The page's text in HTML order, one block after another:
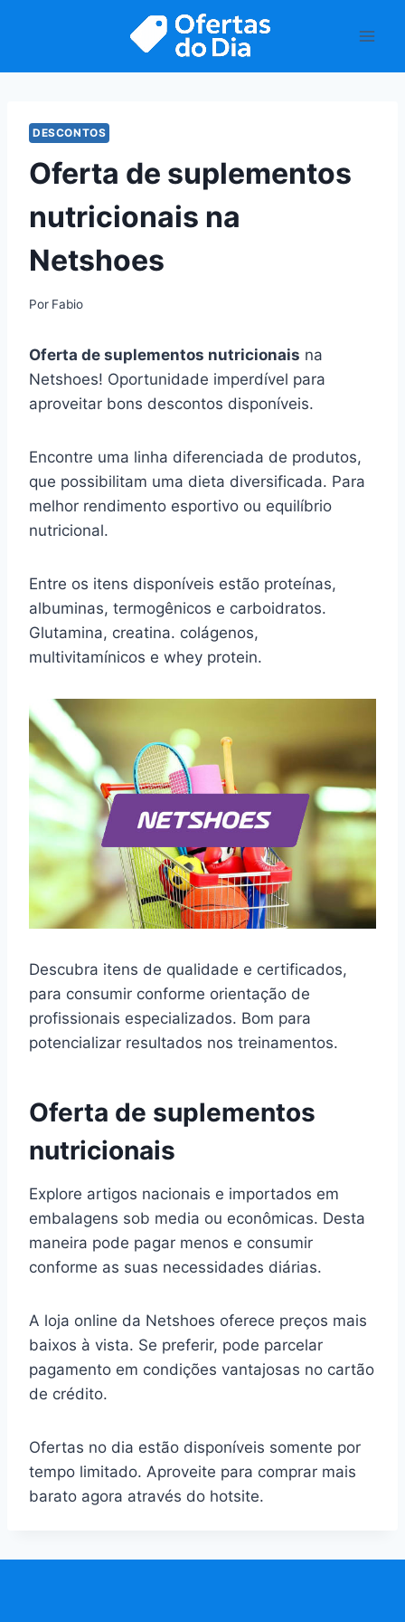
DESCONTOS
Oferta de suplementos
nutricionais na
Netshoes
Por Fabio
Oferta de suplementos nutricionais na
Netshoes! Oportunidade imperdível para
aproveitar bons descontos disponíveis.
Encontre uma linha diferenciada de produtos,
que possibilitam uma dieta diversificada. Para
melhor rendimento esportivo ou equilíbrio
nutricional.
Entre os itens disponíveis estão proteínas,
albuminas, termogênicos e carboidratos.
Glutamina, creatina. colágenos,
multivitamínicos e whey protein.
Descubra itens de qualidade e certificados,
para consumir conforme orientação de
profissionais especializados. Bom para
potencializar resultados nos treinamentos.
Oferta de suplementos
nutricionais
Explore artigos nacionais e importados em
embalagens sob media ou econômicas. Desta
maneira pode pagar menos e consumir
conforme as suas necessidades diárias.
A loja online da Netshoes oferece preços mais
baixos à vista. Se preferir, pode parcelar
pagamento em condições vantajosas no cartão
de crédito.
Ofertas no dia estão disponíveis somente por
tempo limitado. Aproveite para comprar mais
barato agora através do hotsite.